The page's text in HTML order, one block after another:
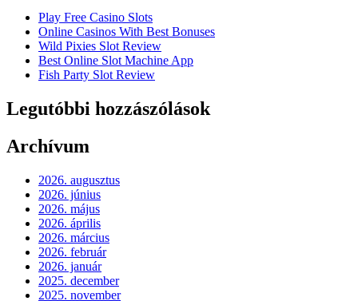
Play Free Casino Slots
Online Casinos With Best Bonuses
Wild Pixies Slot Review
Best Online Slot Machine App
Fish Party Slot Review
Legutóbbi hozzászólások
Archívum
2026. augusztus
2026. június
2026. május
2026. április
2026. március
2026. február
2026. január
2025. december
2025. november